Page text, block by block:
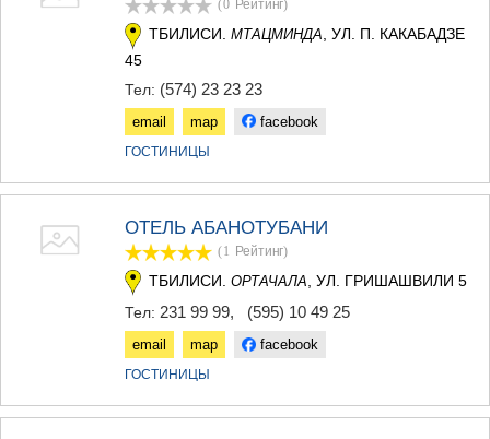
(0 Рейтинг)
ТБИЛИСИ. МТАЦМИНДА , УЛ. П. КАКАБАДЗЕ
45
Тел: (574) 23 23 23
email map facebook
ГОСТИНИЦЫ
ОТЕЛЬ АБАНОТУБАНИ
(1 Рейтинг)
ТБИЛИСИ. ОРТАЧАЛА , УЛ. ГРИШАШВИЛИ 5
Тел: 231 99 99, (595) 10 49 25
email map facebook
ГОСТИНИЦЫ